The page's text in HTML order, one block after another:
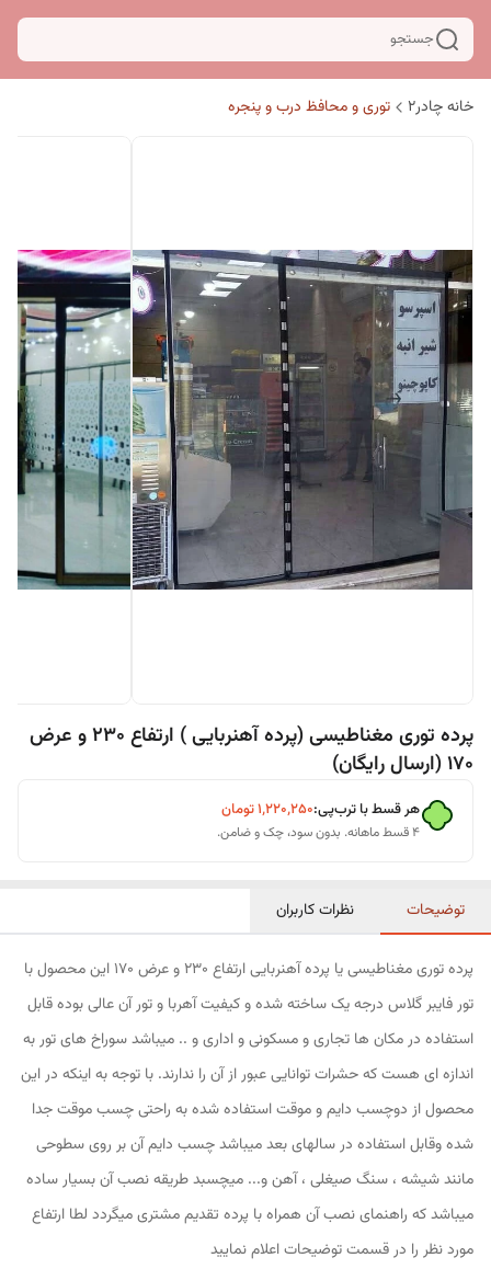
جستجو
خانه چادر۲ توری و محافظ درب و پنجره
پرده توری مغناطیسی (پرده آهنربایی ) ارتفاع 230 و عرض
170 (ارسال رایگان)
هر قسط با ترب‌پی:۱٬۲۲۰٬۲۵۰تومان
۴ قسط ماهانه. بدون سود، چک و ضامن.
توضیحات نظرات کاربران
پرده توری مغناطیسی یا پرده آهنربایی ارتفاع 230 و عرض 170 این محصول با
تور فایبر گلاس درجه یک ساخته شده و کیفیت آهربا و تور آن عالی بوده قابل
استفاده در مکان ها تجاری و مسکونی و اداری و .. میباشد سوراخ های تور به
اندازه ای هست که حشرات توانایی عبور از آن را ندارند. با توجه به اینکه در این
محصول از دوچسب دایم و موقت استفاده شده به راحتی چسب موقت جدا
شده وقابل استفاده در سالهای بعد میباشد چسب دایم آن بر روی سطوحی
مانند شیشه ، سنگ صیغلی ، آهن و... میچسبد طریقه نصب آن بسیار ساده
میباشد که راهنمای نصب آن همراه با پرده تقدیم مشتری میگردد لطا ارتفاع
مورد نظر را در قسمت توضیحات اعلام نمایید